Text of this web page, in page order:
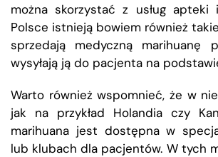
można skorzystać z usług apteki
Polsce istnieją bowiem również
sprzedają medyczną marihuanę
wysyłają ją do pacjenta na
Warto również wspomnieć, że w
jak na przykład Holandia czy
marihuana jest dostępna w
lub klubach dla pacjentów. W tych